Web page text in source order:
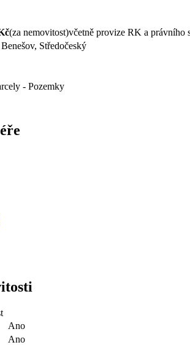
(za nemovitost)včetně provize RK a právního
Středočeský
- Pozemky
Ano
Ano